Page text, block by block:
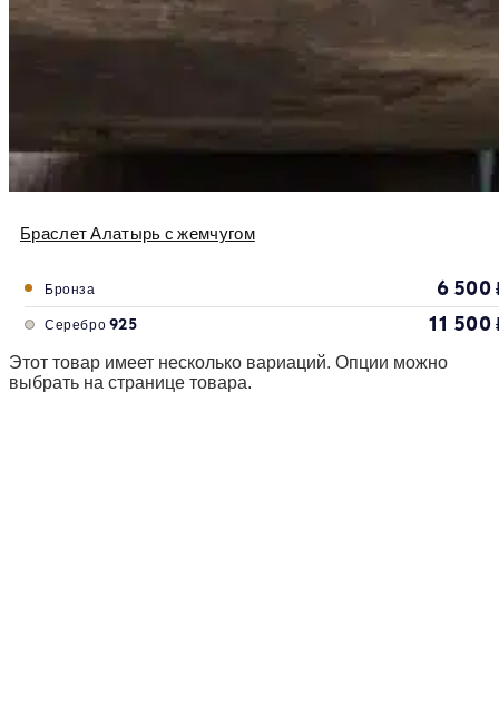
Браслет Алатырь с жемчугом
Бронза 6 500
Серебро 925 11 500
Этот товар имеет несколько вариаций. Опции можно
выбрать на странице товара.